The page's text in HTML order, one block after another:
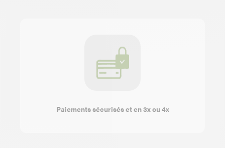
Paiements sécurisés et en 3x ou 4x